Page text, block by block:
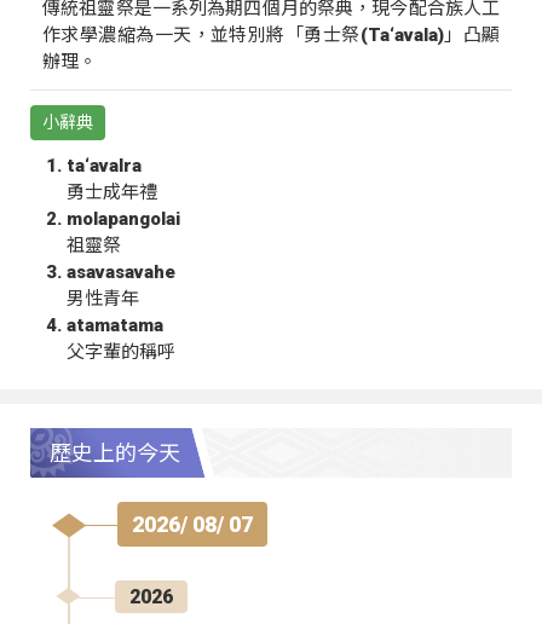
傳統祖靈祭是一系列為期四個月的祭典，現今配合族人工
作求學濃縮為一天，並特別將「勇士祭(Ta‘avala)」凸顯
辦理。
小辭典
ta‘avalra
勇士成年禮
molapangolai
祖靈祭
asavasavahe
男性青年
atamatama
父字輩的稱呼
歷史上的今天
2026/ 08/ 07
2026